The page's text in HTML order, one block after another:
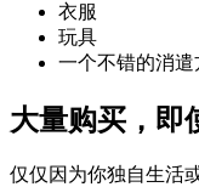
衣服
玩具
一个不错的消遣
大量购买，即
仅仅因为你独自生活